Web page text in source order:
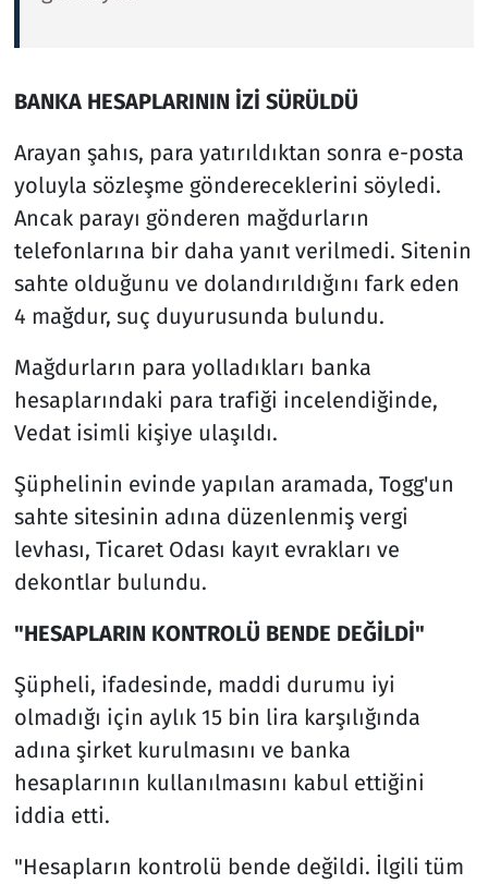
BANKA HESAPLARININ İZİ SÜRÜLDÜ
Arayan şahıs, para yatırıldıktan sonra e-posta
yoluyla sözleşme göndereceklerini söyledi.
Ancak parayı gönderen mağdurların
telefonlarına bir daha yanıt verilmedi. Sitenin
sahte olduğunu ve dolandırıldığını fark eden
4 mağdur, suç duyurusunda bulundu.
Mağdurların para yolladıkları banka
hesaplarındaki para trafiği incelendiğinde,
Vedat isimli kişiye ulaşıldı.
Şüphelinin evinde yapılan aramada, Togg'un
sahte sitesinin adına düzenlenmiş vergi
levhası, Ticaret Odası kayıt evrakları ve
dekontlar bulundu.
"HESAPLARIN KONTROLÜ BENDE DEĞİLDİ"
Şüpheli, ifadesinde, maddi durumu iyi
olmadığı için aylık 15 bin lira karşılığında
adına şirket kurulmasını ve banka
hesaplarının kullanılmasını kabul ettiğini
iddia etti.
"Hesapların kontrolü bende değildi. İlgili tüm